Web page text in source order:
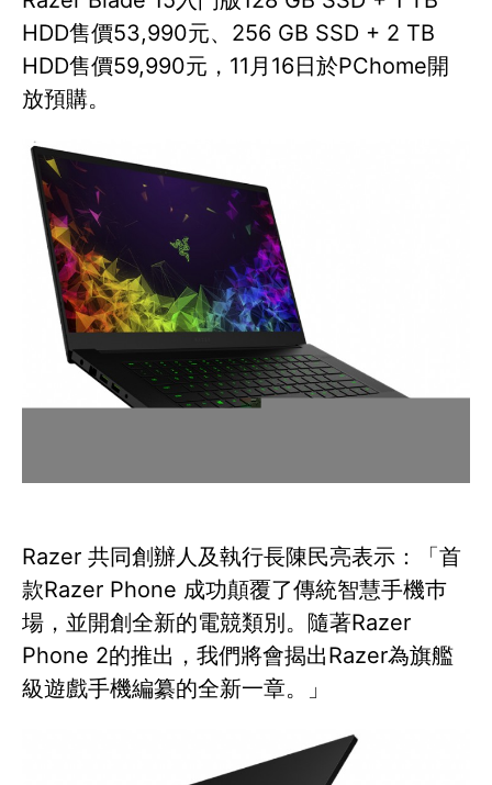
HDD售價53,990元、256 GB SSD + 2 TB
HDD售價59,990元，11月16日於PChome開
放預購。
Razer 共同創辦人及執行長陳民亮表示：「首
款Razer Phone 成功顛覆了傳統智慧手機巿
場，並開創全新的電競類別。隨著Razer
Phone 2的推出，我們將會揭出Razer為旗艦
級遊戲手機編纂的全新一章。」